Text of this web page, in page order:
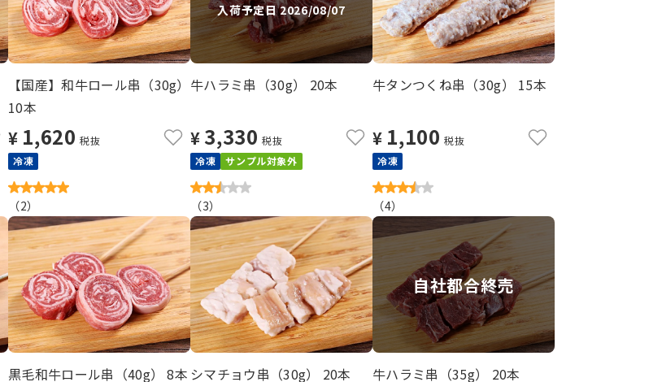
【国産】和牛ロール串（30g）
10本
¥ 1,620 税抜
冷凍
（2）
入荷予定日 2026/08/07
牛ハラミ串（30g） 20本
¥ 3,330 税抜
冷凍
サンプル対象外
（3）
牛タンつくね串（30g） 15本
¥ 1,100 税抜
冷凍
（4）
黒毛和牛ロール串（40g） 8本 シマチョウ串（30g） 20本
自社都合終売
牛ハラミ串（35g） 20本